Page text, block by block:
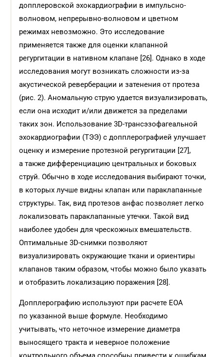
допплеровской эхокардиографии в импульсно-
волновом, непрерывно-волновом и цветном
режимах невозможно. Это исследование
применяется также для оценки клапанной
регургитации в нативном клапане [26]. Однако в ходе
исследования могут возникать сложности из-за
акустической реверберации и затенения от протеза
(рис. 2). Аномальную струю удается визуализировать,
если она исходит и/или движется за пределами
таких зон. Использование 3D-трансэзофагеальной
эхокардиографии (TЭЭ) с допплерографией улучшает
оценку и измерение протезной регургитации [27],
а также дифференциацию центральных и боковых
струй. Обычно в ходе исследования выбирают точки,
в которых лучше видны клапан или параклапанные
структуры. Так, вид протезов анфас позволяет легко
локализовать параклапанные утечки. Такой вид
наиболее удобен для чрескожных вмешательств.
Оптимальные 3D-снимки позволяют
визуализировать окружающие ткани и ориентиры
клапанов таким образом, чтобы можно было указать
и отобразить локализацию поражения [28].
Допплерографию используют при расчете ЕОА
по указанной выше формуле. Необходимо
учитывать, что неточное измерение диаметра
выносящего тракта и неверное положение